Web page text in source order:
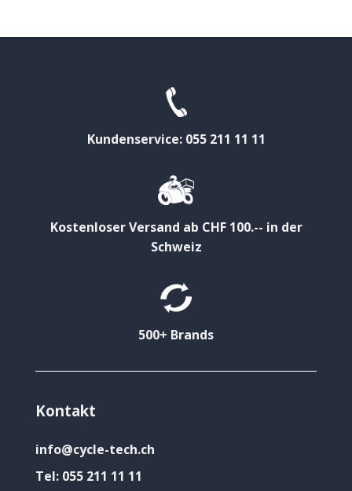
Kundenservice: 055 211 11 11
Kostenloser Versand ab CHF 100.-- in der
Schweiz
500+ Brands
Kontakt
info@cycle-tech.ch
Tel: 055 211 11 11